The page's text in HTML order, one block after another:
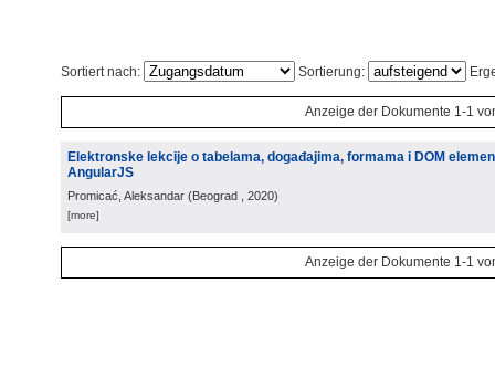
Sortiert nach: Sortierung:
Anzeige der Dokumente 1-1
Elektronske lekcije o tabelama, događajima, formama i DOM
AngularJS
Promicać, Aleksandar (Beograd , 2020)
[more]
Anzeige der Dokumente 1-1